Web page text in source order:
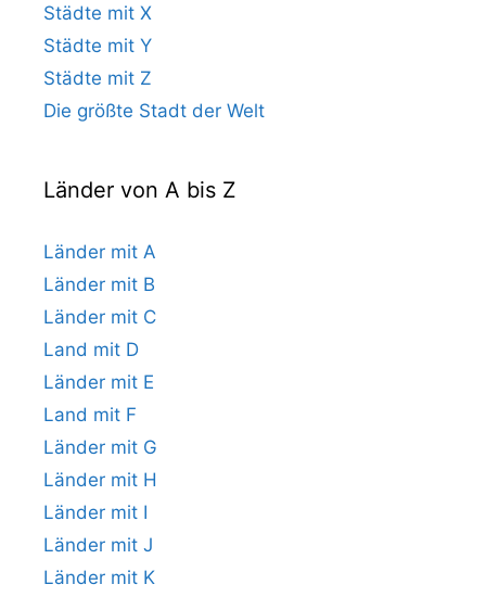
Städte mit X
Städte mit Y
Städte mit Z
Die größte Stadt der Welt
Länder von A bis Z
Länder mit A
Länder mit B
Länder mit C
Land mit D
Länder mit E
Land mit F
Länder mit G
Länder mit H
Länder mit I
Länder mit J
Länder mit K